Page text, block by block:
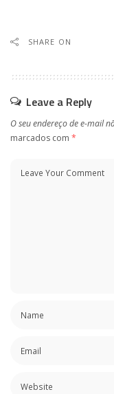
SHARE ON
Leave a Reply
O seu endereço de e-mail
marcados com *